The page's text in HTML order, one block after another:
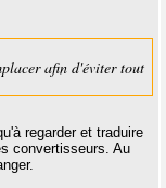
afin d'éviter tout
regarder et traduire
convertisseurs. Au